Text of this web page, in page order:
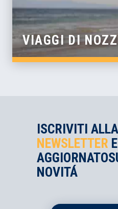
VIAGGI DI
ISCRIVITI
NEWSLETTER
AGGIORNATO
NOVITÁ